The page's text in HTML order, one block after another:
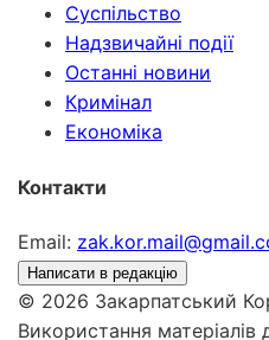
Суспільство
Надзвичайні події
Останні новини
Кримінал
Економіка
Контакти
Email:
Написати в редакцію
© 2026 Закарпатський
Використання